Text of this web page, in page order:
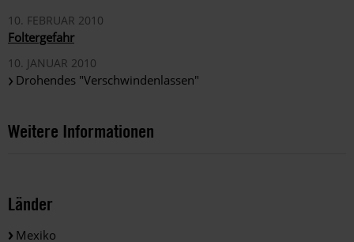
10. FEBRUAR 2010
Foltergefahr
10. JANUAR 2010
Drohendes "Verschwindenlassen"
Weitere Informationen
Länder
Mexiko